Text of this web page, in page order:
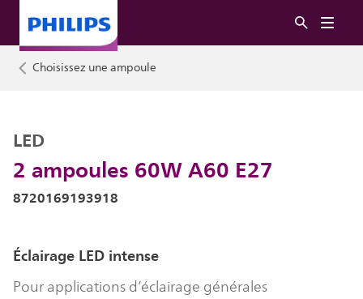
Choisissez une ampoule
2 ampoules 60W A60 E27
LED
8720169193918
Éclairage LED intense
Pour applications d’éclairage générales